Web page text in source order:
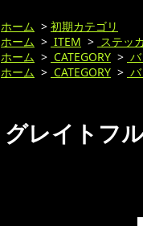
ホーム > 初期カテゴリ
ホーム > ITEM > ステッ
ホーム > CATEGORY >
ホーム > CATEGORY >
グレイトフ